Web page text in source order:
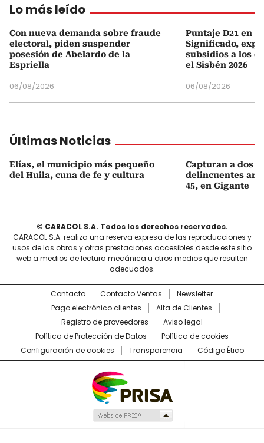
Lo más leído
Con nueva demanda sobre fraude
electoral, piden suspender
posesión de Abelardo de la
Espriella
06/08/2026
Puntaje D21 en
Significado,
subsidios a los
el Sisbén 2026
06/08/2026
Últimas Noticias
Elías, el municipio más pequeño
del Huila, cuna de fe y cultura
Capturan a dos
delincuentes
45, en Gigante
© CARACOL S.A. Todos los derechos reservados.
CARACOL S.A. realiza una reserva expresa de las reproducciones y
usos de las obras y otras prestaciones accesibles desde este sitio
web a medios de lectura mecánica u otros medios que resulten
adecuados.
Contacto Contacto Ventas
Newsletter
Pago electrónico clientes
Alta de Clientes
Registro de proveedores
Aviso legal
Política de Protección de Datos
Política de cookies
Configuración de cookies
Transparencia Código Ético